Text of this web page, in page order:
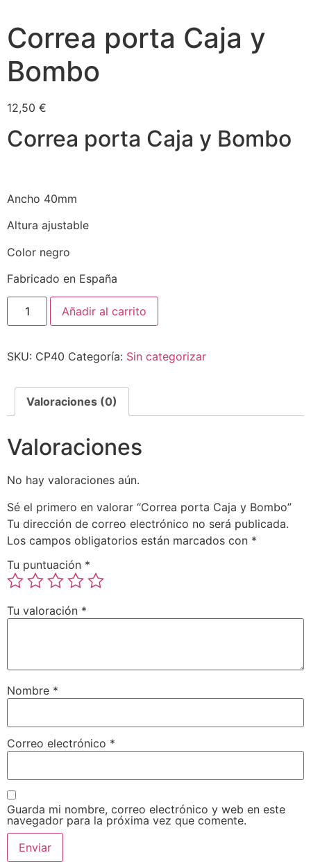
Correa porta Caja y
Bombo
12,50 €
Correa porta Caja y Bombo
Ancho 40mm
Altura ajustable
Color negro
Fabricado en España
Añadir al carrito
SKU: CP40 Categoría: Sin categorizar
Valoraciones (0)
Valoraciones
No hay valoraciones aún.
Sé el primero en valorar “Correa porta Caja y Bombo”
Tu dirección de correo electrónico no será publicada.
Los campos obligatorios están marcados con *
Tu puntuación *
Tu valoración *
Nombre *
Correo electrónico *
Guarda mi nombre, correo electrónico y web en este
navegador para la próxima vez que comente.